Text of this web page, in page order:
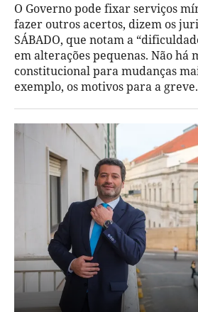
O Governo pode fixar serviços
fazer outros acertos, dizem os
SÁBADO, que notam a
em alterações pequenas. Não há
constitucional para mudanças
exemplo, os motivos para a greve.